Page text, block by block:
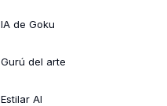
IA de Goku
Gurú del arte
Estilar AI